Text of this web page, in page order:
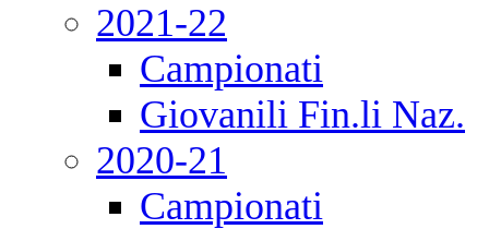
2021-22
Campionati
Giovanili Fin.li Naz.
2020-21
Campionati